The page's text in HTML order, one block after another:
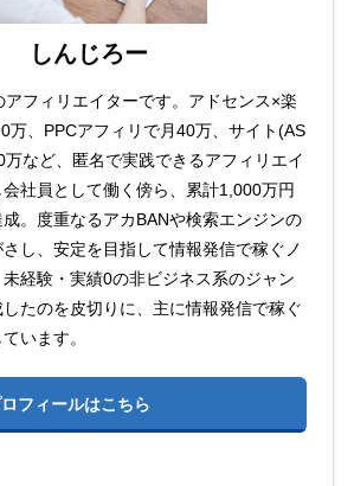
しんじろー
フィリエイターです。アドセンス×楽
万、PPCアフィリで月40万、サイト(AS
など、匿名で実践できるアフィリエイ
会社員として働く傍ら、累計1,000万円
。度重なるアカBANや検索エンジンの
し、安定を目指して情報発信で稼ぐノ
経験・実績0の非ビジネス系のジャン
たのを皮切りに、主に情報発信で稼ぐ
います。
フィールはこちら